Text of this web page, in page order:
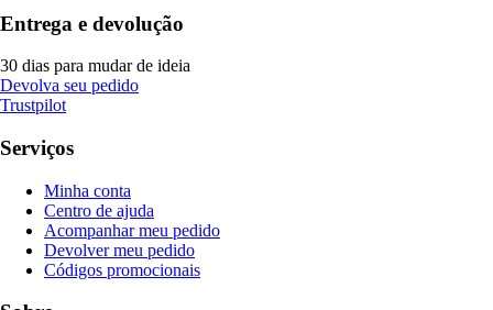
Entrega e devolução
30 dias para mudar de ideia
Devolva seu pedido
Trustpilot
Serviços
Minha conta
Centro de ajuda
Acompanhar meu pedido
Devolver meu pedido
Códigos promocionais